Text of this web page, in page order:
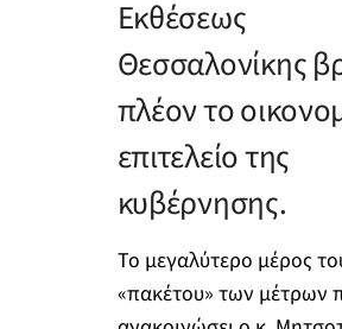
Εκθέσεως
Θεσσαλονίκης
πλέον το
επιτελείο της
κυβέρνησης.
Το μεγαλύτερο μέρος
«πακέτου» των μέτρων